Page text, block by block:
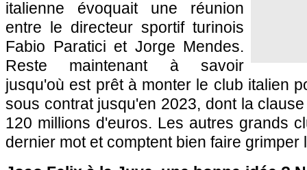
italienne évoquait une réunion
entre le directeur sportif turinois
Fabio Paratici et Jorge Mendes.
Reste maintenant à savoir
jusqu'où est prêt à monter le club italien
sous contrat jusqu'en 2023, dont la
120 millions d'euros. Les autres grands
dernier mot et comptent bien faire grimper